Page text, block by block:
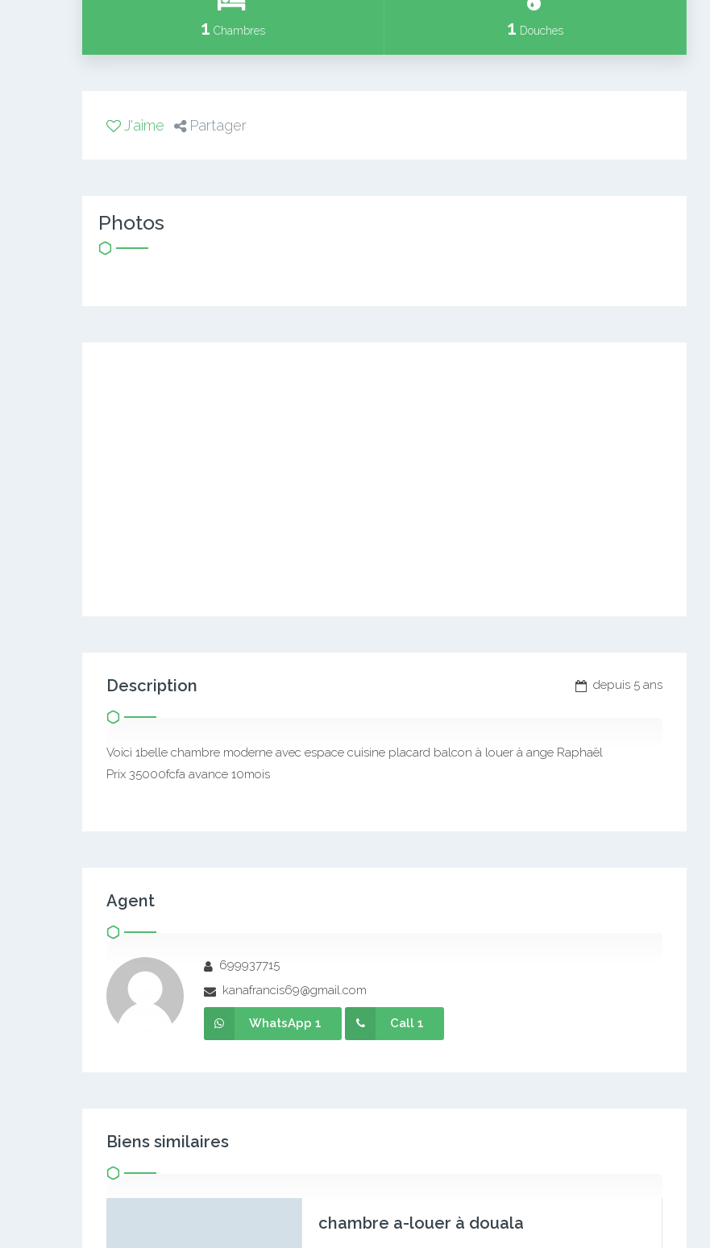
1 Chambres 1 Douches
J'aime Partager
Photos
depuis 5 ans
Description
Voici 1belle chambre moderne avec espace cuisine placard balcon à louer à ange Raphaël
Prix 35000fcfa avance 10mois
Agent
699937715
kanafrancis69@gmail.com
WhatsApp 1 Call 1
Biens similaires
chambre a-louer à douala